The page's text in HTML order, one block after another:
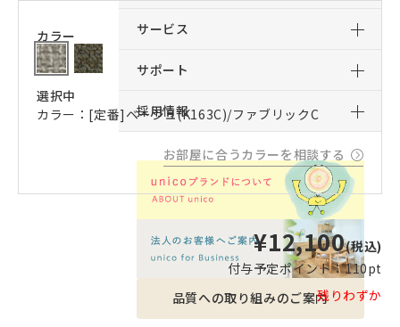
サービス
サポート
採用情報
品質への取り組みのご案内
カラー
選択中
カラー：[定番]ベージュ(K163C)/ファブリックC
お部屋に合うカラーを相談する
¥12,100(税込)
付与予定ポイント：110pt
残りわずか